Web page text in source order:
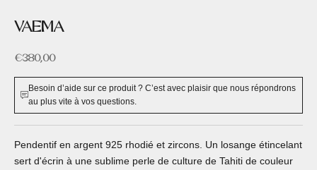
VAEMA
Prix de vente
€380,00
Besoin d’aide sur ce produit ? C’est avec plaisir que nous répondrons
au plus vite à vos questions.
Pendentif en argent 925 rhodié et zircons. Un losange étincelant
sert d'écrin à une sublime perle de culture de Tahiti de couleur